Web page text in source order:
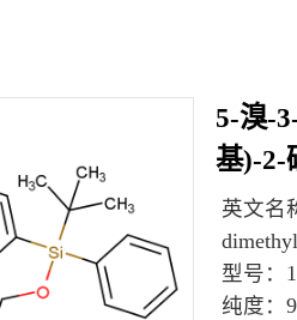
5-溴-
基)-2-
英文名
型号：
纯度：